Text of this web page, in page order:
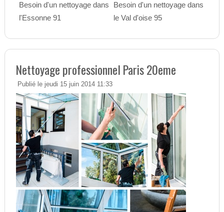
Besoin d'un nettoyage dans
l'Essonne 91
Besoin d'un nettoyage dans
le Val d'oise 95
Nettoyage professionnel Paris 20eme
Publié le jeudi 15 juin 2014 11:33